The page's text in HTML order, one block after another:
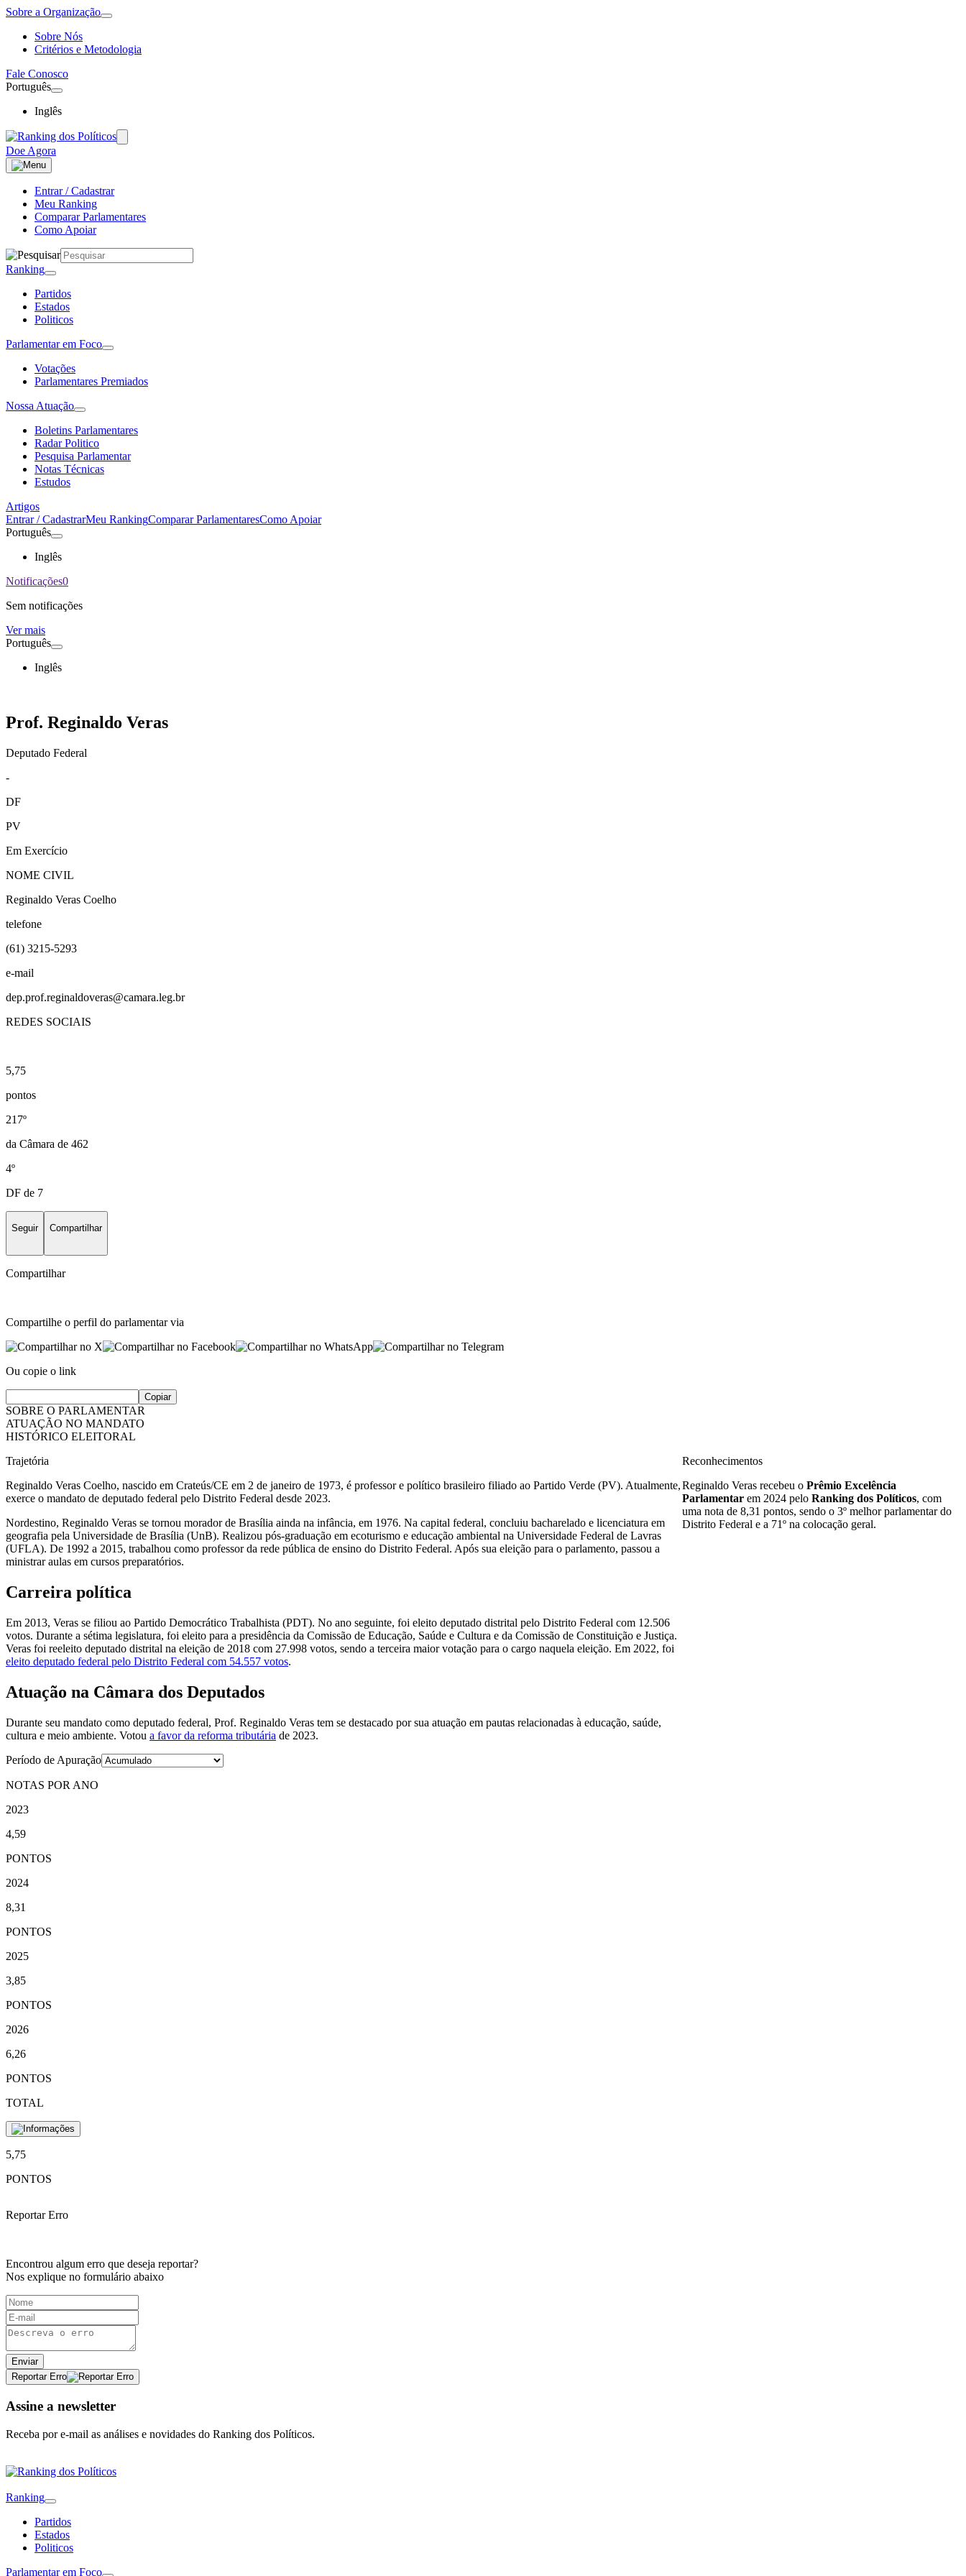
Sobre a Organização
Sobre Nós
Critérios e Metodologia
Fale Conosco
Português
Inglês
Doe Agora
Entrar / Cadastrar
Meu Ranking
Comparar Parlamentares
Como Apoiar
Ranking
Partidos
Estados
Politicos
Parlamentar em Foco
Votações
Parlamentares Premiados
Nossa Atuação
Boletins Parlamentares
Radar Politico
Pesquisa Parlamentar
Notas Técnicas
Estudos
Artigos
Entrar / CadastrarMeu RankingComparar ParlamentaresComo Apoiar
Português
Inglês
Notificações0
Sem notificações
Ver mais
Português
Inglês
Prof. Reginaldo Veras
Deputado Federal
-
DF
PV
Em Exercício
NOME CIVIL
Reginaldo Veras Coelho
telefone
(61) 3215-5293
e-mail
dep.prof.reginaldoveras@camara.leg.br
REDES SOCIAIS
5,75
pontos
217º
da Câmara de 462
4º
DF de 7
Seguir Compartilhar
Compartilhar
Compartilhe o perfil do parlamentar via
Ou copie o link
Copiar
SOBRE O PARLAMENTAR
ATUAÇÃO NO MANDATO
HISTÓRICO ELEITORAL
Trajetória
Reginaldo Veras Coelho, nascido em Crateús/CE em 2 de janeiro de 1973, é professor e político brasileiro filiado ao Partido Verde (PV). Atualmente,
exerce o mandato de deputado federal pelo Distrito Federal desde 2023.
Nordestino, Reginaldo Veras se tornou morador de Brasília ainda na infância, em 1976. Na capital federal, concluiu bacharelado e licenciatura em
geografia pela Universidade de Brasília (UnB). Realizou pós-graduação em ecoturismo e educação ambiental na Universidade Federal de Lavras
(UFLA). De 1992 a 2015, trabalhou como professor da rede pública de ensino do Distrito Federal. Após sua eleição para o parlamento, passou a
ministrar aulas em cursos preparatórios.
Carreira política
Em 2013, Veras se filiou ao Partido Democrático Trabalhista (PDT). No ano seguinte, foi eleito deputado distrital pelo Distrito Federal com 12.506
votos. Durante a sétima legislatura, foi eleito para a presidência da Comissão de Educação, Saúde e Cultura e da Comissão de Constituição e Justiça.
Veras foi reeleito deputado distrital na eleição de 2018 com 27.998 votos, sendo a terceira maior votação para o cargo naquela eleição. Em 2022, foi
eleito deputado federal pelo Distrito Federal com 54.557 votos.
Atuação na Câmara dos Deputados
Durante seu mandato como deputado federal, Prof. Reginaldo Veras tem se destacado por sua atuação em pautas relacionadas à educação, saúde,
cultura e meio ambiente. Votou a favor da reforma tributária de 2023.
Período de Apuração
NOTAS POR ANO
2023
4,59
PONTOS
2024
8,31
PONTOS
2025
3,85
PONTOS
2026
6,26
PONTOS
TOTAL
5,75
PONTOS
Reconhecimentos
Reginaldo Veras recebeu o Prêmio Excelência
Parlamentarem 2024 pelo Ranking dos Políticos, com
uma nota de 8,31 pontos, sendo o 3º melhor parlamentar do
Distrito Federal e a 71º na colocação geral.
Reportar Erro
Encontrou algum erro que deseja reportar?
Nos explique no formulário abaixo
Enviar
Reportar Erro
Assine a newsletter
Receba por e-mail as análises e novidades do Ranking dos Políticos.
Ranking
Partidos
Estados
Politicos
Parlamentar em Foco